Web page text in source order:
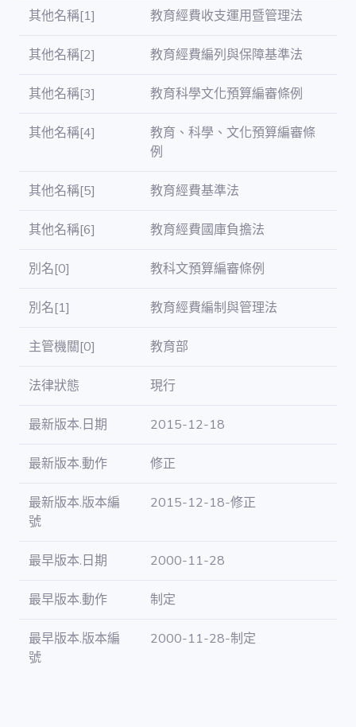
法律 / law
法律條文 /
公報 / gazette
gazette_agenda
書面質詢 /
其他名稱[1] 教育經費收支運用暨管理法
其他名稱[2] 教育經費編列與保障基準法
其他名稱[3] 教育科學文化預算編審條例
其他名稱[4]
教育、科學、文化預算編審條
例
其他名稱[5] 教育經費基準法
其他名稱[6] 教育經費國庫負擔法
別名[0] 教科文預算編審條例
別名[1] 教育經費編制與管理法
主管機關[0] 教育部
法律狀態 現行
最新版本.日期 2015-12-18
最新版本.動作 修正
最新版本.版本編
號
2015-12-18-修正
最早版本.日期 2000-11-28
最早版本.動作 制定
最早版本.版本編
號
2000-11-28-制定